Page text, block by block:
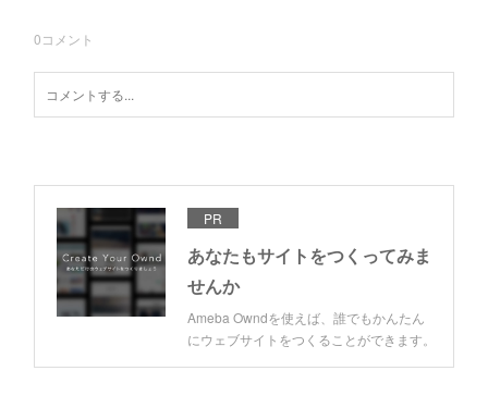
0コメント
PR
あなたもサイトをつくってみま
せんか
Ameba Owndを使えば、誰でもかんたん
にウェブサイトをつくることができます。